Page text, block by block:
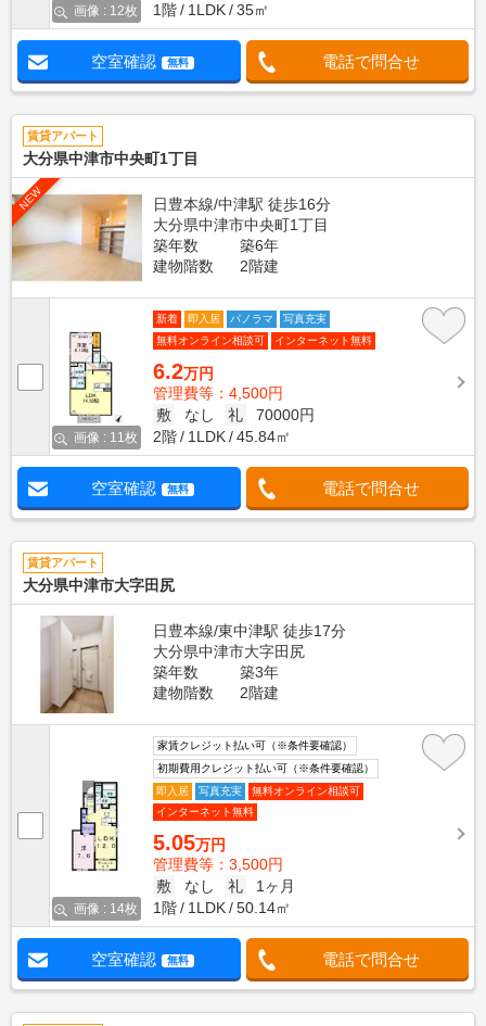
画像 : 12枚
1階
1LDK 35㎡
空室確認 無料 電話で問合せ
賃貸アパート
大分県中津市中央町1丁目
NEW
日豊本線/中津駅 徒歩16分
大分県中津市中央町1丁目
築年数
築6年
建物階数
2階建
画像 : 11枚
新着 即入居 パノラマ
写真充実
無料オンライン相談可
インターネット無料
6.2万円
管理費等：4,500円
敷
なし 礼
70000円
2階
1LDK 45.84㎡
空室確認 無料 電話で問合せ
賃貸アパート
大分県中津市大字田尻
日豊本線/東中津駅 徒歩17分
大分県中津市大字田尻
築年数
築3年
建物階数
2階建
画像 : 14枚
家賃クレジット払い可（※条件要確認）
初期費用クレジット払い可（※条件要確認）
即入居
写真充実
無料オンライン相談可
インターネット無料
5.05万円
管理費等：3,500円
敷
なし 礼
1ヶ月
1階
1LDK 50.14㎡
空室確認 無料 電話で問合せ